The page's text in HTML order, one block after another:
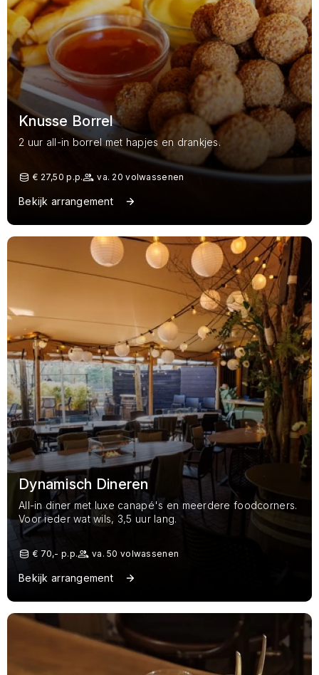
Knusse Borrel
2 uur all-in borrel met hapjes en drankjes.
€ 27,50 p.p. va. 20 volwassenen
Bekijk arrangement
Dynamisch Dineren
All-in diner met luxe canapé's en meerdere foodcorners.
Voor ieder wat wils, 3,5 uur lang.
€ 70,- p.p. va. 50 volwassenen
Bekijk arrangement